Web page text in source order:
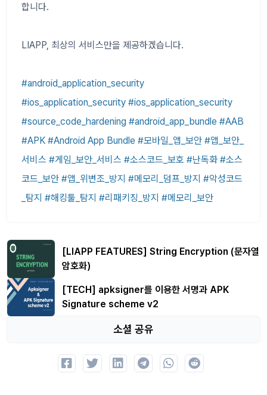
합니다.
LIAPP, 최상의 서비스만을 제공하겠습니다.
#android_application_security
#ios_application_security #ios_application_security
#source_code_hardening #android_app_bundle #AAB
#APK #Android App Bundle #모바일_앱_보안 #앱_보안_
서비스 #게임_보안_서비스 #소스코드_보호 #난독화 #소스
코드_보안 #앱_위변조_방지 #메모리_덤프_방지 #악성코드
_탐지 #해킹툴_탐지 #리패키징_방지 #메모리_보안
[LIAPP FEATURES] String Encryption (문자열
암호화)
[TECH] apksigner를 이용한 서명과 APK
Signature scheme v2
소셜 공유